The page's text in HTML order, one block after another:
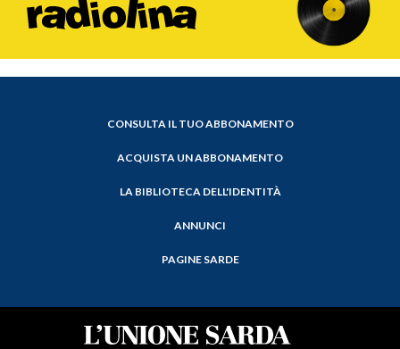
CONSULTA IL TUO ABBONAMENTO
ACQUISTA UN ABBONAMENTO
LA BIBLIOTECA DELL'IDENTITÀ
ANNUNCI
PAGINE SARDE